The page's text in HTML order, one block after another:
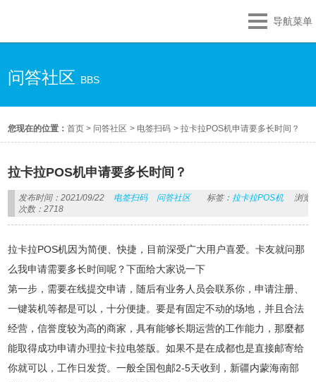
导航菜单
问答社区 BBS
您现在的位置：首页 > 问答社区 > 电签扫码 >拉卡拉POS机申请要多长时间？
拉卡拉POS机申请要多长时间？
发布时间：2021/09/22 电签扫码 问答社区 标签： 拉卡拉POS机
浏览
次数：2718
拉卡拉POS机因为简便、快捷，目前深受广大用户喜爱。卡友就问那
么我申请需要多长时间呢？下面给大家说一下
第一步，需要在线提交申请，随后有业务人员会联系你，申请注册、
一键装机等都是可以，十分便捷。要是有固定不动的场地，并且合法
经营，信誉度较为高的商家，具有能够长期运营的工作能力，那麼都
能取得成功申请办理拉卡拉电签版。如果不是在成都也是直接邮寄给
你就可以，工作日发货。一般全国包邮2-5天收到，新疆内蒙海南部